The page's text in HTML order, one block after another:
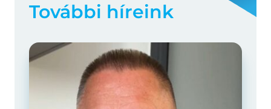
További híreink